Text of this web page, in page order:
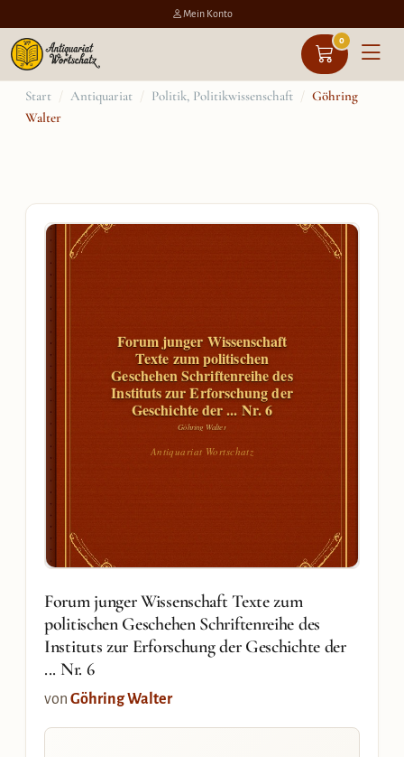
Mein Konto
0
Zum
Inhalt
Start / Antiquariat / Politik, Politikwissenschaft / Göhring
Walter
Forum junger Wissenschaft
Texte zum politischen
Geschehen Schriftenreihe des
Instituts zur Erforschung der
Geschichte der ... Nr. 6
Göhring Walter
Antiquariat Wortschatz
Forum junger Wissenschaft Texte zum
politischen Geschehen Schriftenreihe des
Instituts zur Erforschung der Geschichte der
... Nr. 6
von Göhring Walter